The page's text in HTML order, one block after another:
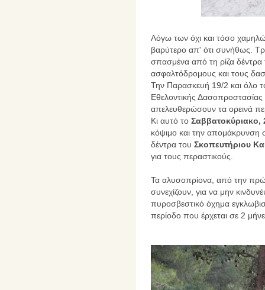
Λόγω των όχι και τόσο
βαρύτερο απ' ότι συνήθως.
σπασμένα από τη ρίζα
ασφαλτόδρομους και τους
Την Παρασκευή 19/2 και όλο
Εθελοντικής
απελευθερώσουν τα ορεινά
Κι αυτό το Σαββατοκύριακο,
κόψιμο και την
δέντρα του Σκοπευτήριου
για τους περαστικούς.
Τα αλυσοπρίονα, από την
συνεχίζουν, για να μην
πυροσβεστικό όχημα
περίοδο που έρχεται σε 2